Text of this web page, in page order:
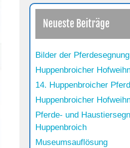
Neueste Beiträge
Bilder der Pferdesegnung
Huppenbroicher
14. Huppenbroicher
Huppenbroicher
Pferde- und
Huppenbroich
Museumsauflösung